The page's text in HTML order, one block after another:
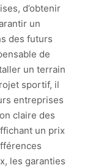
d’obtenir
un
des futurs
de
un terrain
sportif, il
entreprises
claire des
un prix
les garanties